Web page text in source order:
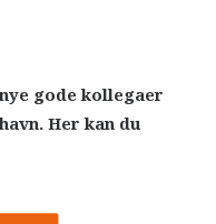
gode kollegaer
Her kan du